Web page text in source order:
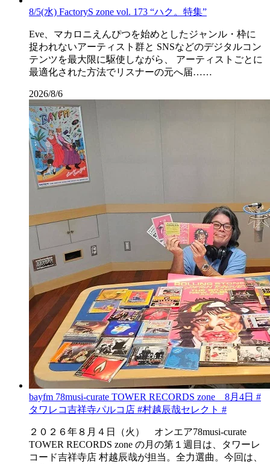
8/5(水) FactoryS zone vol. 173 “ハク。特集”
Eve、マカロニえんぴつを始めとしたジャンル・枠に
捉われないアーティスト群と SNSなどのデジタルコン
テンツを最大限に駆使しながら、 アーティストごとに
最適化された方法でリスナーの元へ届……
2026/8/6
bayfm 78musi-curate TOWER RECORDS zone 8月4日 #
タワレコ吉祥寺パルコ店 #村越辰哉セレクト #
２０２６年８月４日（火） オンエア78musi-curate
TOWER RECORDS zone の月の第１週目は、タワーレ
コード吉祥寺店 村越辰哉が担当。全力選曲。今回は、